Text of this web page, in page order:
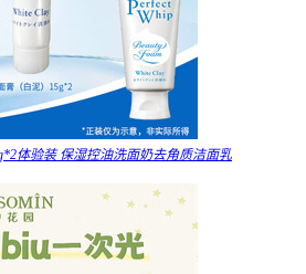
体验装 保湿控油洗面奶去角质洁面乳